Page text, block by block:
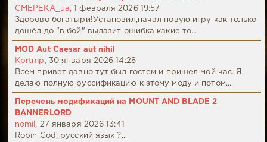
CMEPEKA_ua,
1 февраля 2026 19:57
Здорово богатыри!Установил,начал новую игру как только
дошёл до "в бой" вылазит ошибка какие то...
MOD Aut Caesar aut nihil
Kprtmp, 30 января 2026 14:28
Всем привет давно тут был гостем и пришел мой час. Я
делаю полную руссификацию к этому моду и потом...
Перечень модификаций на MOUNT AND BLADE 2
BANNERLORD
nomil, 27 января 2026 13:41
Robin God, русский язык ?...